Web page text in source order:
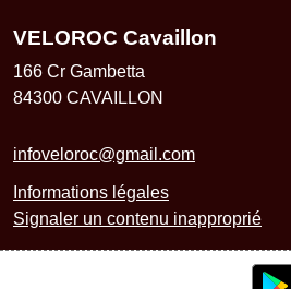
VELOROC Cavaillon
166 Cr Gambetta
84300 CAVAILLON
infoveloroc@gmail.com
Informations légales
Signaler un contenu inapproprié